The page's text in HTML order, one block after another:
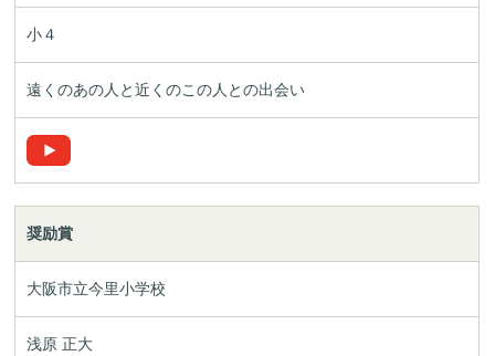
小４
遠くのあの人と近くのこの人との出会い
奨励賞
大阪市立今里小学校
浅原 正大